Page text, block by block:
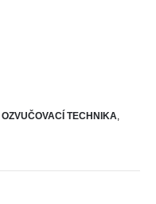
OZVUČOVACÍ TECHNIKA,